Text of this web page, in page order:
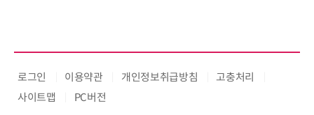
로그인 이용약관 개인정보취급방침
고충처리
사이트맵
PC버전